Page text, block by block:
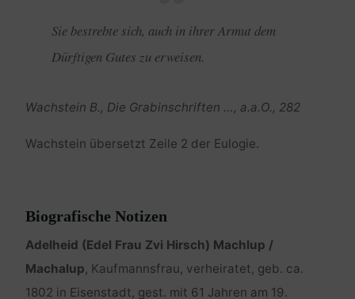
Sie bestrebte sich, auch in ihrer Armut dem
Dürftigen Gutes zu erweisen.
Wachstein B., Die Grabinschriften …, a.a.O., 282
Wachstein übersetzt Zeile 2 der Eulogie.
Biografische Notizen
Adelheid (Edel Frau Zvi Hirsch) Machlup /
Machalup, Kaufmannsfrau, verheiratet, geb. ca.
1802 in Eisenstadt, gest. mit 61 Jahren am 19.